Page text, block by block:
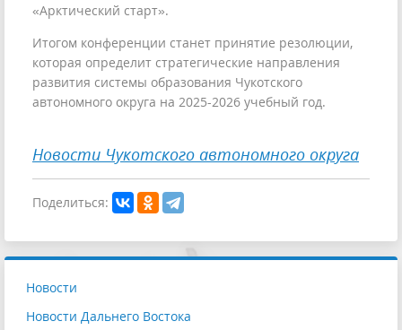
«Арктический старт».
Итогом конференции станет принятие резолюции,
которая определит стратегические направления
развития системы образования Чукотского
автономного округа на 2025-2026 учебный год.
Новости Чукотского автономного округа
Поделиться:
Новости
Новости Дальнего Востока